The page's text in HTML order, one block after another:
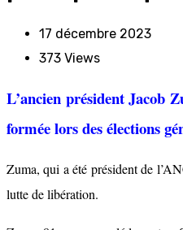
17 décembre 2023
373 Views
L’ancien président Jacob
formée lors des élections
Zuma, qui a été président de
lutte de libération.